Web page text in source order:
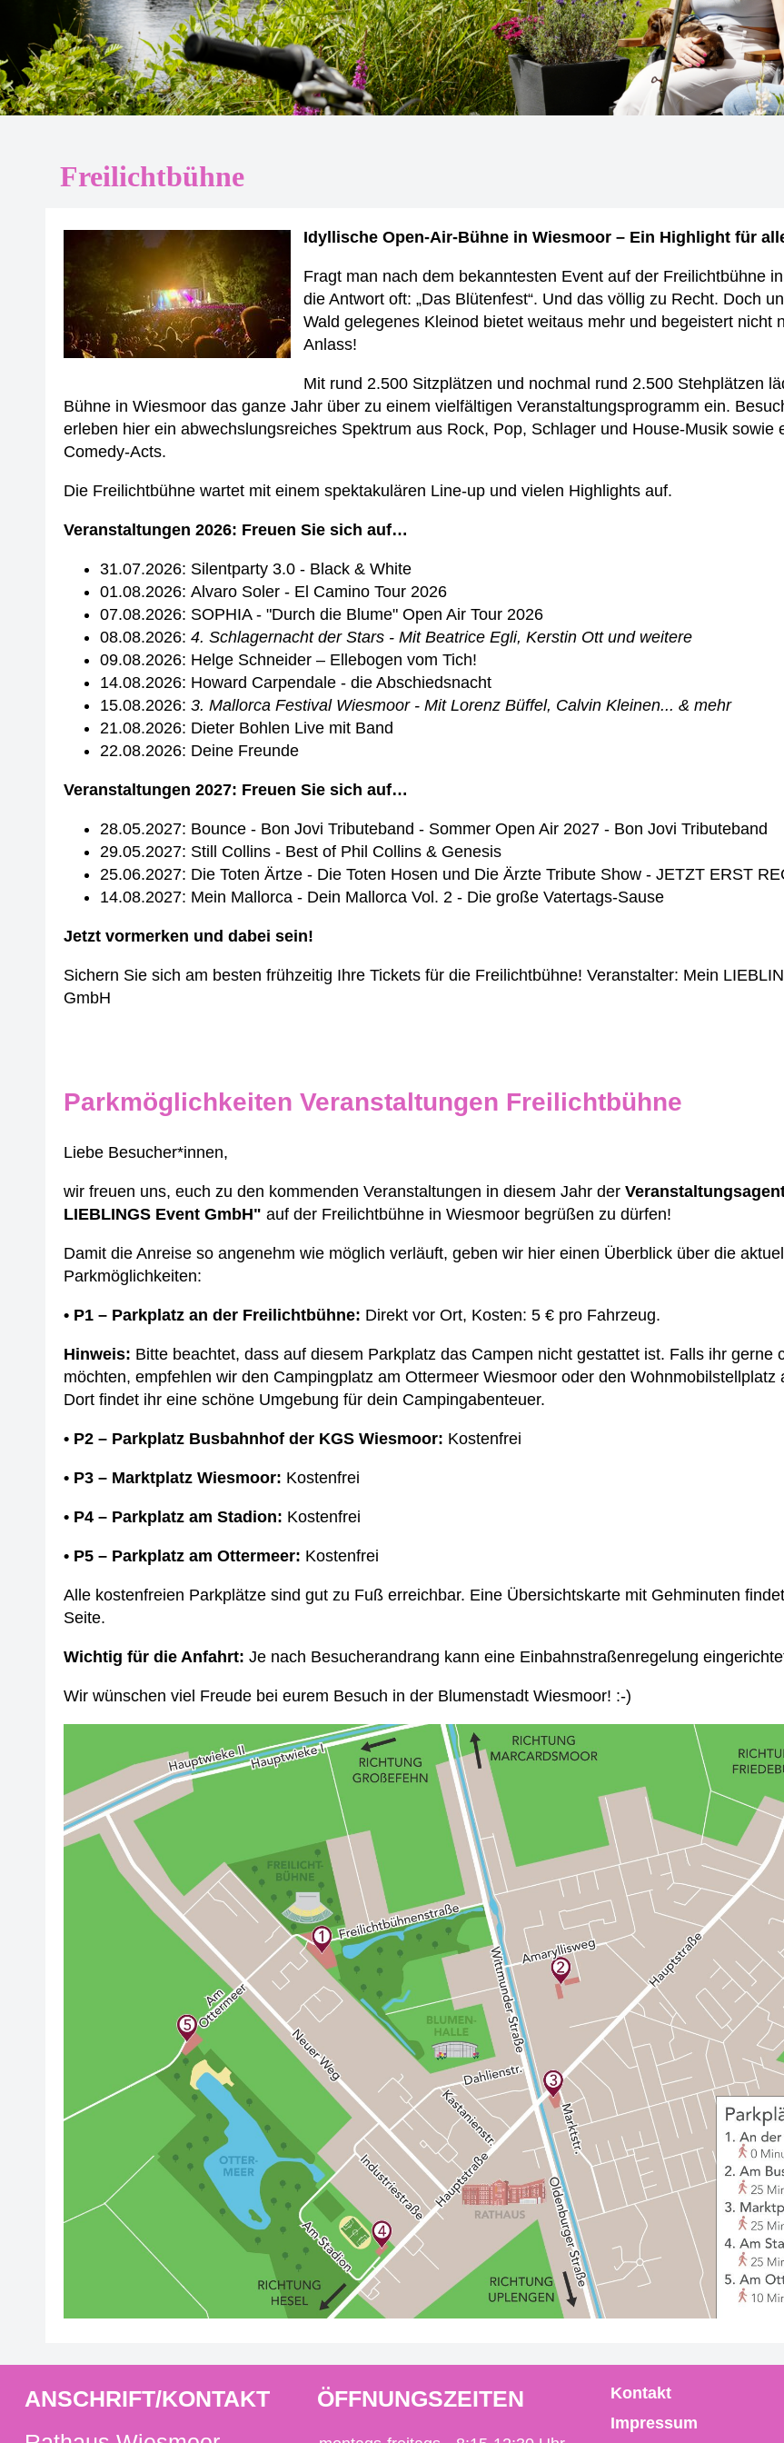
Freilichtbühne
Idyllische Open-Air-Bühne in Wiesmoor – Ein Highlight für
Fragt man nach dem bekanntesten Event auf der Freilichtbühne
die Antwort oft: „Das Blütenfest“. Und das völlig zu Recht. Doch
Wald gelegenes Kleinod bietet weitaus mehr und begeistert nicht
Anlass!
Mit rund 2.500 Sitzplätzen und nochmal rund 2.500 Stehplätzen
Bühne in Wiesmoor das ganze Jahr über zu einem vielfältigen Veranstaltungsprogramm ein.
erleben hier ein abwechslungsreiches Spektrum aus Rock, Pop, Schlager und House-Musik sowie
Comedy-Acts.
Die Freilichtbühne wartet mit einem spektakulären Line-up und vielen Highlights auf.
Veranstaltungen 2026: Freuen Sie sich auf…
31.07.2026: Silentparty 3.0 - Black & White
01.08.2026: Alvaro Soler - El Camino Tour 2026
07.08.2026: SOPHIA - "Durch die Blume" Open Air Tour 2026
08.08.2026: 4. Schlagernacht der Stars - Mit Beatrice Egli, Kerstin Ott und weitere
09.08.2026: Helge Schneider – Ellebogen vom Tich!
14.08.2026: Howard Carpendale - die Abschiedsnacht
15.08.2026: 3. Mallorca Festival Wiesmoor - Mit Lorenz Büffel, Calvin Kleinen... & mehr
21.08.2026: Dieter Bohlen Live mit Band
22.08.2026: Deine Freunde
Veranstaltungen 2027: Freuen Sie sich auf…
28.05.2027: Bounce - Bon Jovi Tributeband - Sommer Open Air 2027 - Bon Jovi Tributeband
29.05.2027: Still Collins - Best of Phil Collins & Genesis
25.06.2027: Die Toten Ärtze - Die Toten Hosen und Die Ärzte Tribute Show - JETZT ERST
14.08.2027: Mein Mallorca - Dein Mallorca Vol. 2 - Die große Vatertags-Sause
Jetzt vormerken und dabei sein!
Sichern Sie sich am besten frühzeitig Ihre Tickets für die Freilichtbühne! Veranstalter: Mein
GmbH
Parkmöglichkeiten Veranstaltungen Freilichtbühne
Liebe Besucher*innen,
wir freuen uns, euch zu den kommenden Veranstaltungen in diesem Jahr der
LIEBLINGS Event GmbH" auf der Freilichtbühne in Wiesmoor begrüßen zu dürfen!
Damit die Anreise so angenehm wie möglich verläuft, geben wir hier einen Überblick über die
Parkmöglichkeiten:
• P1 – Parkplatz an der Freilichtbühne: Direkt vor Ort, Kosten: 5 € pro Fahrzeug.
Hinweis: Bitte beachtet, dass auf diesem Parkplatz das Campen nicht gestattet ist. Falls ihr gerne
möchten, empfehlen wir den Campingplatz am Ottermeer Wiesmoor oder den Wohnmobilstellplatz
Dort findet ihr eine schöne Umgebung für dein Campingabenteuer.
• P2 – Parkplatz Busbahnhof der KGS Wiesmoor: Kostenfrei
• P3 – Marktplatz Wiesmoor: Kostenfrei
• P4 – Parkplatz am Stadion: Kostenfrei
• P5 – Parkplatz am Ottermeer: Kostenfrei
Alle kostenfreien Parkplätze sind gut zu Fuß erreichbar. Eine Übersichtskarte mit Gehminuten
Seite.
Wichtig für die Anfahrt: Je nach Besucherandrang kann eine Einbahnstraßenregelung
Wir wünschen viel Freude bei eurem Besuch in der Blumenstadt Wiesmoor! :-)
ANSCHRIFT/KONTAKT
ÖFFNUNGSZEITEN
Kontakt
Impressum